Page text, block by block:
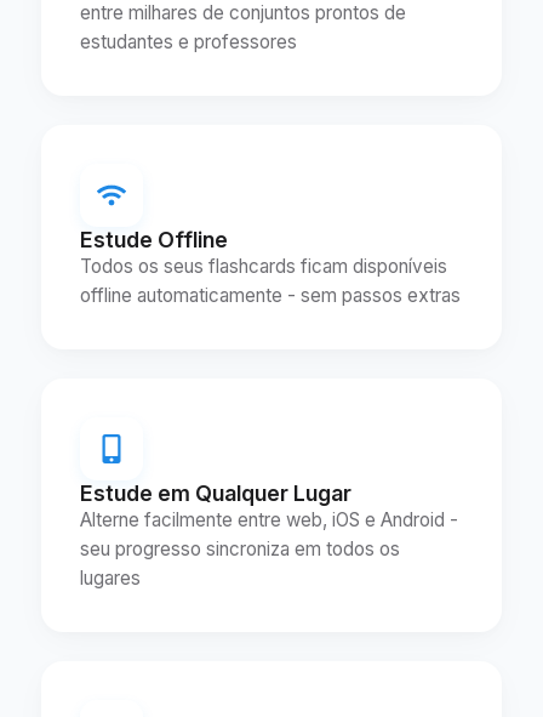
entre milhares de conjuntos prontos de
estudantes e professores
Estude Offline
Todos os seus flashcards ficam disponíveis
offline automaticamente - sem passos extras
Estude em Qualquer Lugar
Alterne facilmente entre web, iOS e Android -
seu progresso sincroniza em todos os
lugares